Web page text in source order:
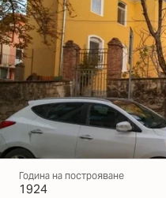
Година на построяване
1924